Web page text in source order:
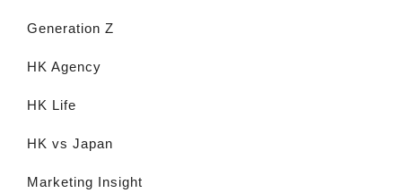
Generation Z
HK Agency
HK Life
HK vs Japan
Marketing Insight